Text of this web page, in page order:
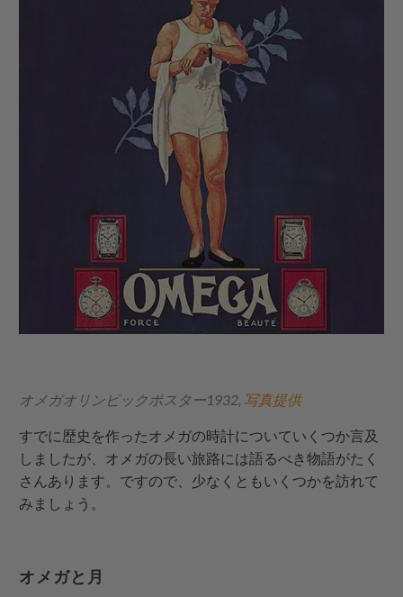
オメガオリンピックポスター1932, 写真提供
すでに歴史を作ったオメガの時計についていくつか言及
しましたが、オメガの長い旅路には語るべき物語がたく
さんあります。ですので、少なくともいくつかを訪れて
みましょう。
オメガと月